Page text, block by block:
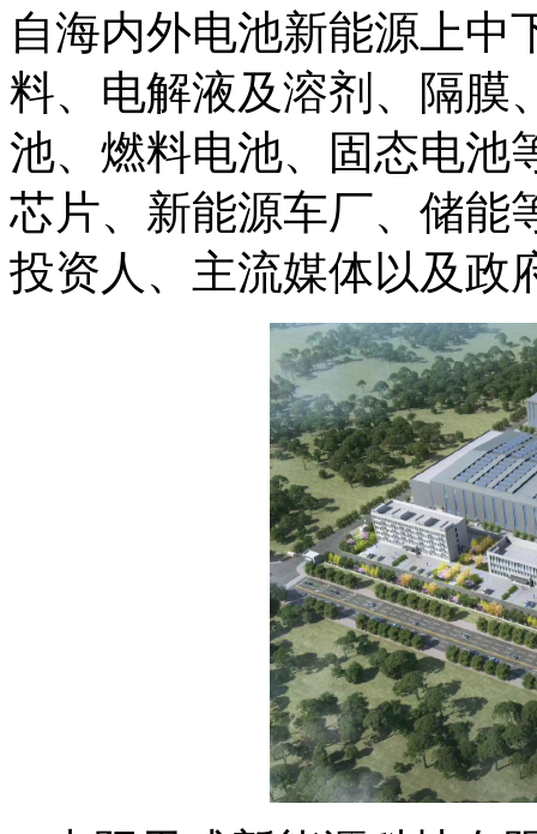
自海内外电池新能源上中
料、电解液及溶剂、隔膜
池、燃料电池、固态电池
芯片、新能源车厂、储能
投资人、主流媒体以及政